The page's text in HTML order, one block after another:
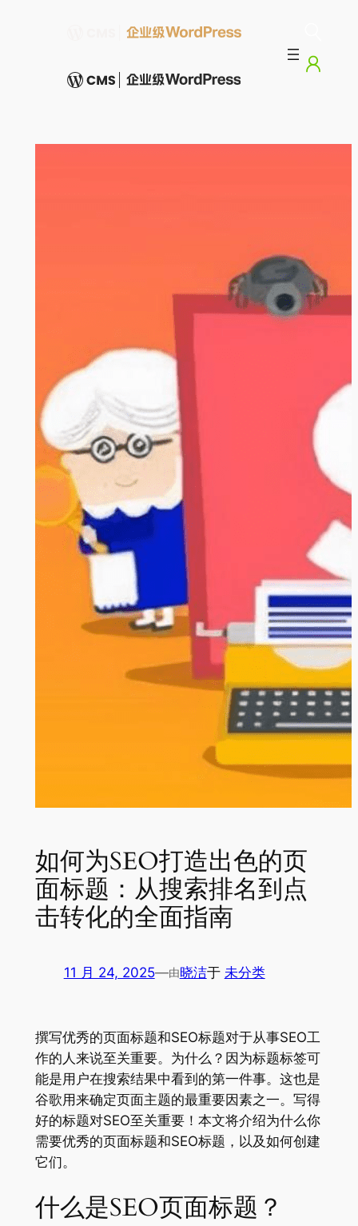
如何为SEO打造出色的页
面标题：从搜索排名到点
击转化的全面指南
11 月 24, 2025—由晓洁于 未分类
撰写优秀的页面标题和SEO标题对于从事SEO工
作的人来说至关重要。为什么？因为标题标签可
能是用户在搜索结果中看到的第一件事。这也是
谷歌用来确定页面主题的最重要因素之一。写得
好的标题对SEO至关重要！本文将介绍为什么你
需要优秀的页面标题和SEO标题，以及如何创建
它们。
什么是SEO页面标题？